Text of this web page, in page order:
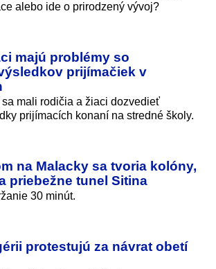
alebo ide o prirodzený vývoj?
majú problémy so
prijímačiek v
mali rodičia a žiaci dozvedieť
prijímacích konaní na stredné školy.
na Malacky sa tvoria kolóny,
priebežne tunel Sitina
30 minút.
protestujú za návrat obetí